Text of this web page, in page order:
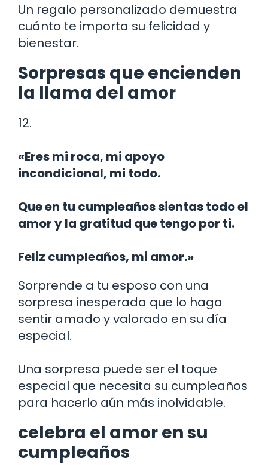
Un regalo personalizado demuestra
cuánto te importa su felicidad y
bienestar.
Sorpresas que encienden
la llama del amor
12.
«Eres mi roca, mi apoyo
incondicional, mi todo.
Que en tu cumpleaños sientas todo el
amor y la gratitud que tengo por ti.
Feliz cumpleaños, mi amor.»
Sorprende a tu esposo con una
sorpresa inesperada que lo haga
sentir amado y valorado en su día
especial.
Una sorpresa puede ser el toque
especial que necesita su cumpleaños
para hacerlo aún más inolvidable.
celebra el amor en su
cumpleaños